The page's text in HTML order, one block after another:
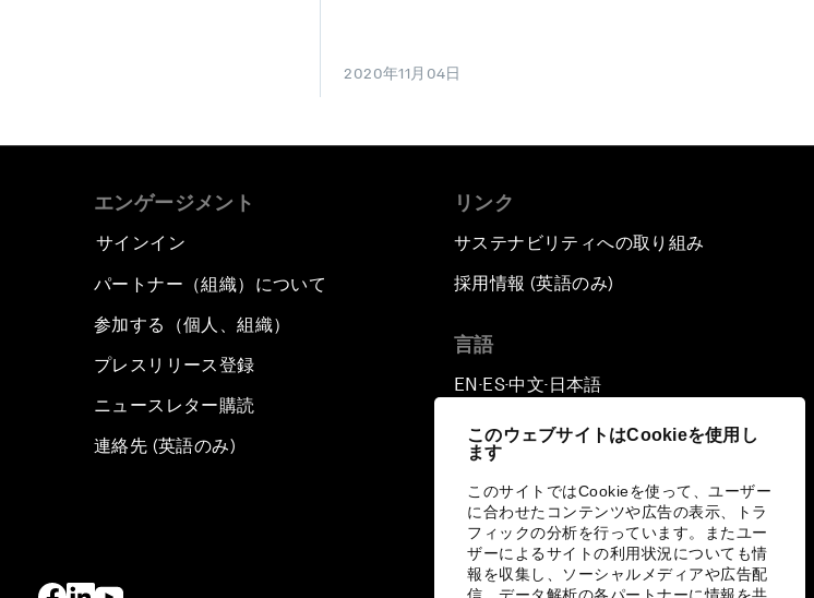
このウェブサイトはCookieを使用し
ます
このサイトではCookieを使って、ユーザー
に合わせたコンテンツや広告の表示、トラ
フィックの分析を行っています。またユー
ザーによるサイトの利用状況についても情
報を収集し、ソーシャルメディアや広告配
2020年11月04日
エンゲージメント
サインイン
パートナー（組織）について
参加する（個人、組織）
プレスリリース登録
ニュースレター購読
連絡先 (英語のみ)
リンク
サステナビリティへの取り組み
採用情報 (英語のみ)
言語
EN ▪ES▪中文▪ 日本語